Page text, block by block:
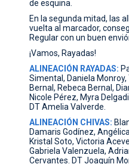
de esquina.
En la segunda mitad, las
vuelta al marcador,
Regular con un buen
¡Vamos, Rayadas!
ALINEACIÓN RAYADAS:
Simental, Daniela Monroy,
Bernal, Rebeca Bernal,
Nicole Pérez, Myra
DT Amelia Valverde.
ALINEACIÓN CHIVAS:
Damaris Godínez,
Kristal Soto, Victoria
Gabriela Valenzuela,
Cervantes. DT Joaquín